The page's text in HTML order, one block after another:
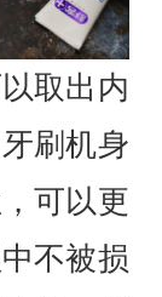
取出内
刷机身
可以更
不被损